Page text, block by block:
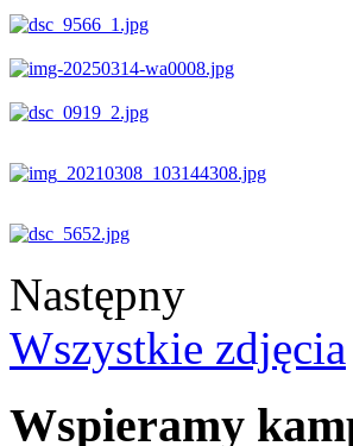
Następny
Wszystkie zdjęcia
Wspieramy